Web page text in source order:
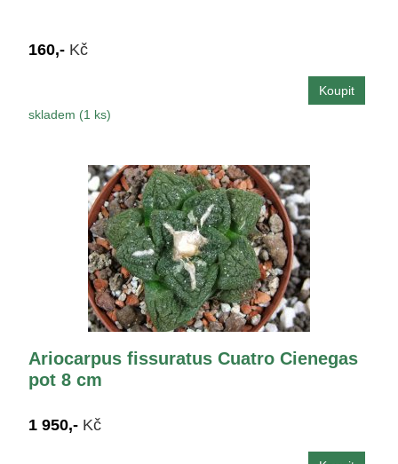
160,- Kč
skladem (1 ks)
Ariocarpus fissuratus Cuatro Cienegas
pot 8 cm
1 950,- Kč